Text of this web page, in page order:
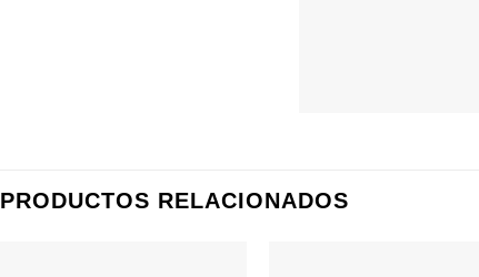
PRODUCTOS RELACIONADOS